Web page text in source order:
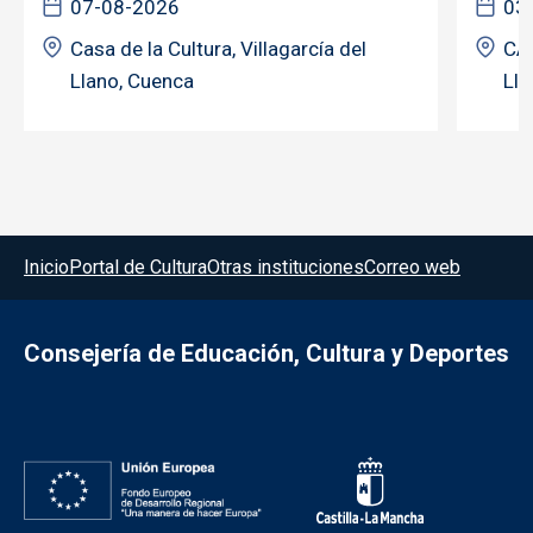
07-08-2026
Casa de la Cultura, Villagarcía del
Llano, Cuenca
Menú del pie
InicioPortal de CulturaOtras institucionesCorreo web
Consejería de Educación, Cultura y Deportes